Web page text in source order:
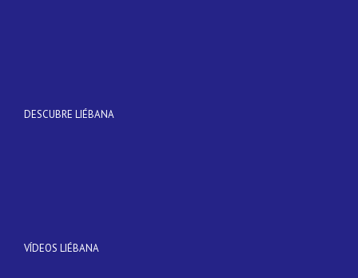
DESCUBRE LIÉBANA
VÍDEOS LIÉBANA